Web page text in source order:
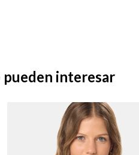
interesar